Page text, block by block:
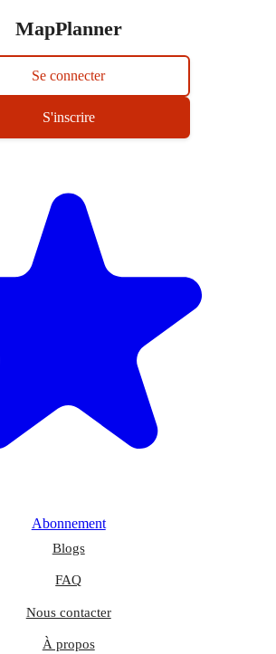
MapPlanner
Se connecter
S'inscrire
Abonnement
Blogs
FAQ
Nous contacter
À propos